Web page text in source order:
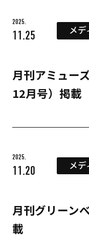
2025.
11.25 メデ
月刊アミュー
12月号）掲載
2025.
11.20 メデ
月刊グリーン
載